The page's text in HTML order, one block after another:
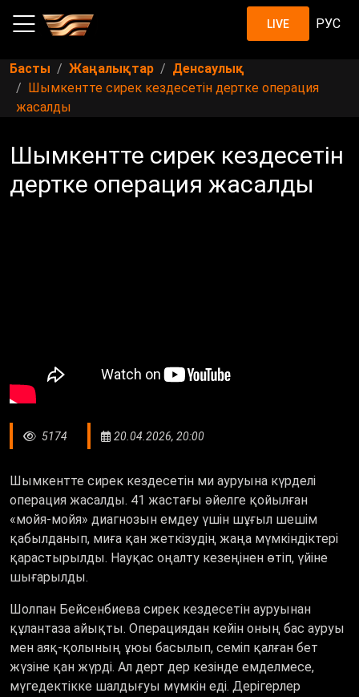
LIVE РУС
Басты Жаңалықтар
Денсаулық
Шымкентте сирек кездесетін дертке операция
жасалды
Шымкентте сирек кездесетін
дертке операция жасалды
5174 20.04.2026, 20:00
Шымкентте сирек кездесетін ми ауруына күрделі
операция жасалды. 41 жастағы әйелге қойылған
«мойя-мойя» диагнозын емдеу үшін шұғыл шешім
қабылданып, миға қан жеткізудің жаңа мүмкіндіктері
қарастырылды. Науқас оңалту кезеңінен өтіп, үйіне
шығарылды.
Шолпан Бейсенбиева сирек кездесетін ауруынан
құлантаза айықты. Операциядан кейін оның бас ауруы
мен аяқ-қолының ұюы басылып, семіп қалған бет
жүзіне қан жүрді. Ал дерт дер кезінде емделмесе,
мүгедектікке шалдығуы мүмкін еді. Дерігерлер